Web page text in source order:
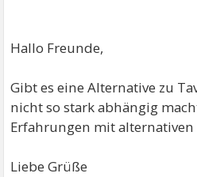
Hallo Freunde,
Gibt es eine Alternative zu
nicht so stark abhängig
Erfahrungen mit alternativen
Liebe Grüße